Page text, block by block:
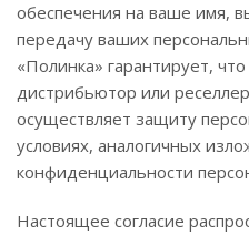
обеспечения на ваше имя,
передачу ваших
«Полинка» гарантирует,
дистрибьютор или
осуществляет защиту
условиях, аналогичных
конфиденциальности
Настоящее согласие